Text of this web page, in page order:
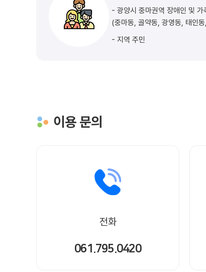
- 광양시 중마권역 장애인 및 가
(중마동, 골약동, 광영동, 태인
- 지역 주민
이용 문의
전화
061.795.0420